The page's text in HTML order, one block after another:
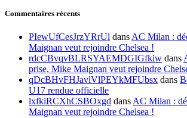
Commentaires récents
PIewUfCesJrzYRrUl dans AC Milan :
Maignan veut rejoindre Chelsea !
rdcCBvqvBLRSYAEMDGIGfkiw dans
prise, Mike Maignan veut rejoindre
qDcBHvFHJavlVlPEYkMFUbsx dans
U17 rendue officielle
lxfkiRCXhCSBOxgd dans AC Milan :
Maignan veut rejoindre Chelsea !